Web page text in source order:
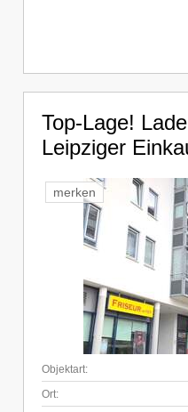
Top-Lage!
Leipziger
merken
Objektart:
Ort: